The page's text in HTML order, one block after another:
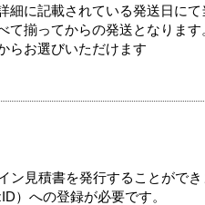
に記載されている発送日にて
揃ってからの発送となります
らお選びいただけます
見積書を発行することができ
）への登録が必要です。